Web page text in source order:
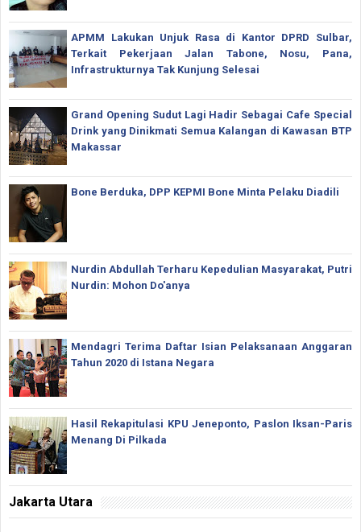
APMM Lakukan Unjuk Rasa di Kantor DPRD Sulbar,
Terkait Pekerjaan Jalan Tabone, Nosu, Pana,
Infrastrukturnya Tak Kunjung Selesai
Grand Opening Sudut Lagi Hadir Sebagai Cafe Special
Drink yang Dinikmati Semua Kalangan di Kawasan BTP
Makassar
Bone Berduka, DPP KEPMI Bone Minta Pelaku Diadili
Nurdin Abdullah Terharu Kepedulian Masyarakat, Putri
Nurdin: Mohon Do'anya
Mendagri Terima Daftar Isian Pelaksanaan Anggaran
Tahun 2020 di Istana Negara
Hasil Rekapitulasi KPU Jeneponto, Paslon Iksan-Paris
Menang Di Pilkada
Jakarta Utara